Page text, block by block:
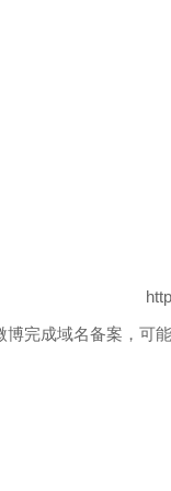
博完成域名备案，可